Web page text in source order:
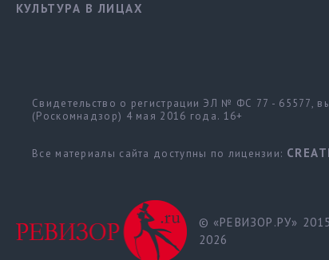
КУЛЬТУРА В ЛИЦАХ
Свидетельство о регистрации ЭЛ № ФС 77 - 65577,
(Роскомнадзор) 4 мая 2016 года. 16+
Все материалы сайта доступны по лицензии:
© «РЕВИЗОР.РУ»
2026